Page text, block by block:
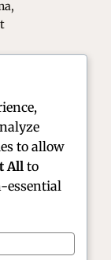
di
to allow
All to
essential